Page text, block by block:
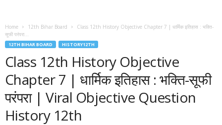
Home 12th Bihar Board
Class 12th History Objective Chapter 7 | धार्मिक इतिहास : भक्ति-
सूफी परंपरा...
12TH BIHAR BOARD HISTORY12TH
Class 12th History Objective
Chapter 7 | धार्मिक इतिहास : भक्ति-सूफी
परंपरा | Viral Objective Question
History 12th